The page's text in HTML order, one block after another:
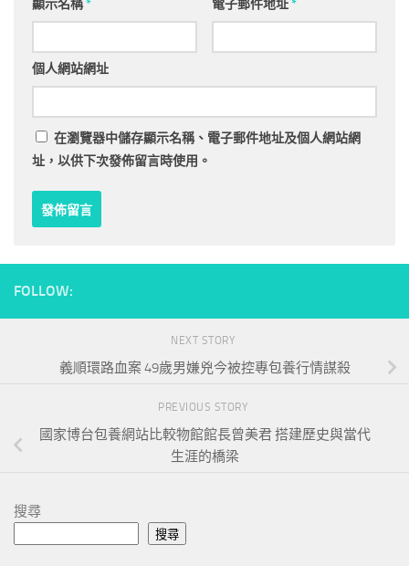
顯示名稱* 電子郵件地址*
個人網站網址
在瀏覽器中儲存顯示名稱、電子郵件地址及個人網站網
址，以供下次發佈留言時使用。
FOLLOW:
NEXT STORY
義順環路血案 49歲男嫌兇今被控專包養行情謀殺
PREVIOUS STORY
國家博台包養網站比較物館館長曾美君 搭建歷史與當代
生涯的橋梁
搜尋
搜尋